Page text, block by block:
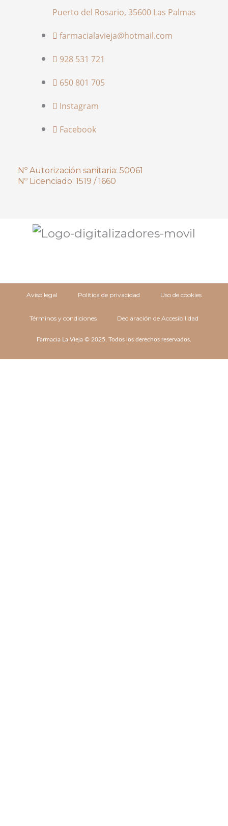
Puerto del Rosario, 35600 Las Palmas
farmacialavieja@hotmail.com
928 531 721
650 801 705
Instagram
Facebook
Nº Autorización sanitaria: 50061
Nº Licenciado: 1519 / 1660
Aviso legal Política de privacidad Uso de cookies
Términos y condiciones Declaración de Accesibilidad
Farmacia La Vieja © 2025. Todos los derechos reservados.